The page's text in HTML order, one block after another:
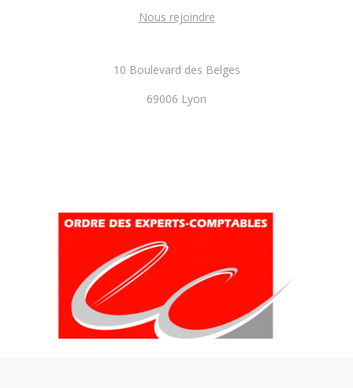
Nous rejoindre
10 Boulevard des Belges
69006 Lyon